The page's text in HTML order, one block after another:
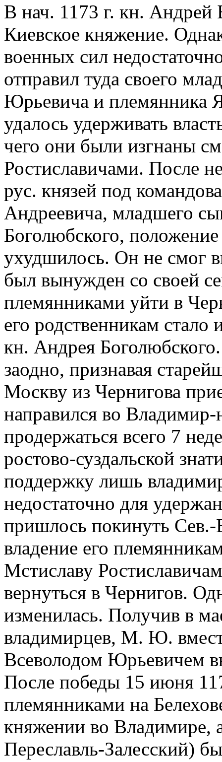
В нач. 1173 г. кн.
Киевское княжение.
военных сил
отправил туда своего
Юрьевича и племянника
удалось удерживать
чего они были изгнаны
Ростиславичами. После
рус. князей под
Андреевича, младшего
Боголюбского,
ухудшилось. Он не смог
был вынужден со своей
племянниками уйти в
его родственникам стало
кн. Андрея
заодно, признавая
Москву из Чернигова
направился во Владимир-
продержаться всего 7
ростово-суздальской
поддержку лишь
недостаточно для
пришлось покинуть Сев.-
владение его
Мстиславу
вернуться в Чернигов.
изменилась. Получив в
владимирцев, М. Ю.
Всеволодом Юрьевичем
После победы 15 июня
племянниками на
княжении во Владимире,
Переславль-Залесский)